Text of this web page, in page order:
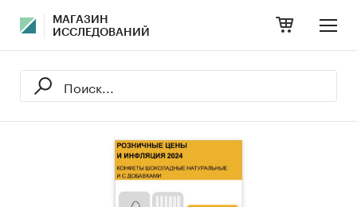
МАГАЗИН
ИССЛЕДОВАНИЙ